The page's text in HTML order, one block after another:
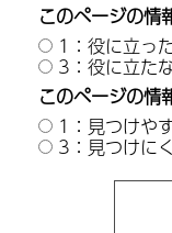
このページの情
1：役に立っ
3：役に立た
このページの情
1：見つけや
3：見つけに